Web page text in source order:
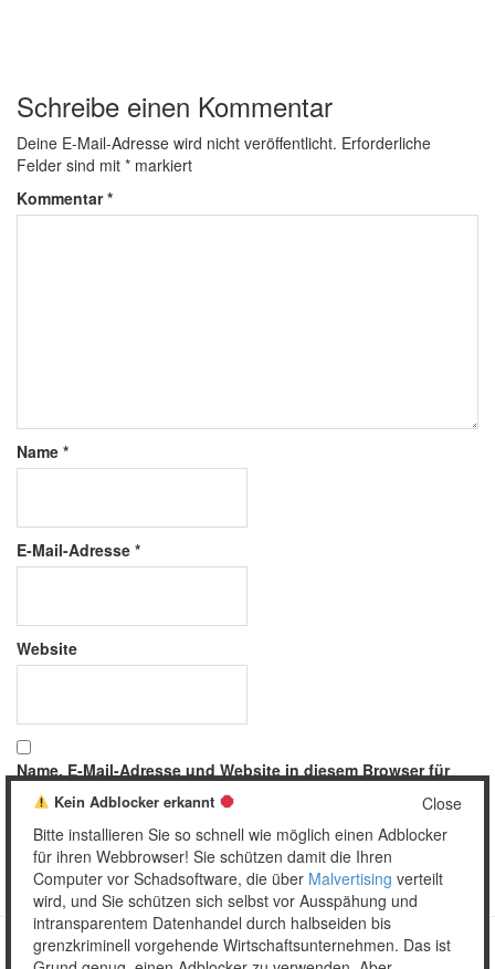
Schreibe einen Kommentar
Deine E-Mail-Adresse wird nicht veröffentlicht. Erforderliche
Felder sind mit * markiert
Kommentar*
Name *
E-Mail-Adresse *
Website
Name, E-Mail-Adresse und Website in diesem Browser für
meinen nächsten Kommentar speichern.
Close
Kein Adblocker erkannt
Bitte installieren Sie so schnell wie möglich einen Adblocker
für ihren Webbrowser! Sie schützen damit die Ihren
Computer vor Schadsoftware, die über Malvertising verteilt
wird, und Sie schützen sich selbst vor Ausspähung und
intransparentem Datenhandel durch halbseiden bis
grenzkriminell vorgehende Wirtschaftsunternehmen. Das ist